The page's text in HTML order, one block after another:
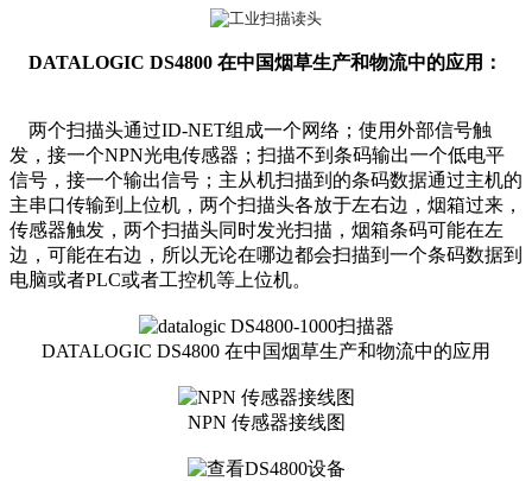
DATALOGIC DS4800 在中国烟草生产和物流中的应用：
两个扫描头通过ID-NET组成一个网络；使用外部信号触
发，接一个NPN光电传感器；扫描不到条码输出一个低电平
信号，接一个输出信号；主从机扫描到的条码数据通过主机的
主串口传输到上位机，两个扫描头各放于左右边，烟箱过来，
传感器触发，两个扫描头同时发光扫描，烟箱条码可能在左
边，可能在右边，所以无论在哪边都会扫描到一个条码数据到
电脑或者PLC或者工控机等上位机。
DATALOGIC DS4800 在中国烟草生产和物流中的应用
NPN 传感器接线图